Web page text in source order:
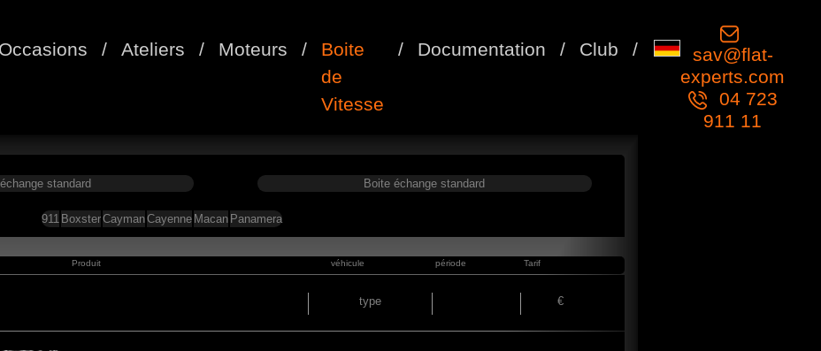
Occasions / Ateliers / Moteurs /
Boite
de
Vitesse
/ Documentation / Club /
sav@flat-
experts.com
04 723
911 11
standard Boite échange standard
911 BoxsterCaymanCayenne Macan Panamera
Produit véhicule période Tarif
type €